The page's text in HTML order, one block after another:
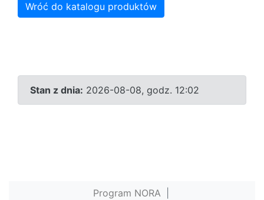
Wróć do katalogu produktów
Stan z dnia: 2026-08-08, godz. 12:02
Program NORA